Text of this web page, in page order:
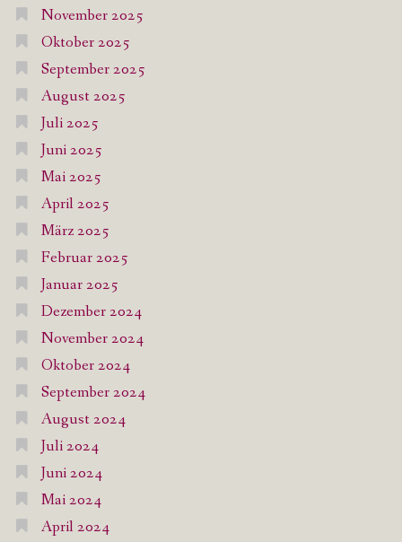
November 2025
Oktober 2025
September 2025
August 2025
Juli 2025
Juni 2025
Mai 2025
April 2025
März 2025
Februar 2025
Januar 2025
Dezember 2024
November 2024
Oktober 2024
September 2024
August 2024
Juli 2024
Juni 2024
Mai 2024
April 2024